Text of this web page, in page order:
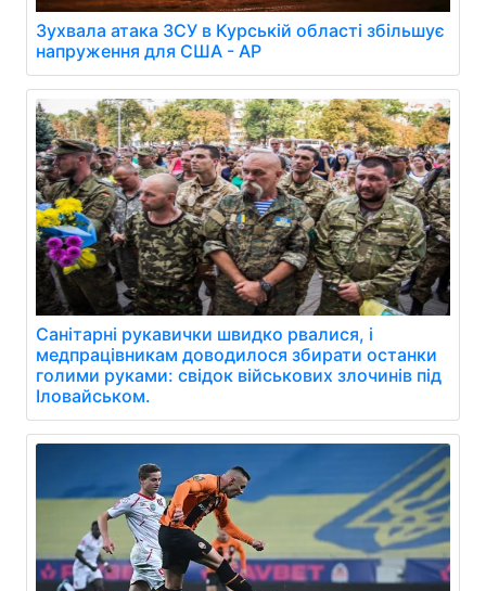
Зухвала атака ЗСУ в Курській області збільшує
напруження для США - AP
Санітарні рукавички швидко рвалися, і
медпрацівникам доводилося збирати останки
голими руками: свідок військових злочинів під
Іловайськом.